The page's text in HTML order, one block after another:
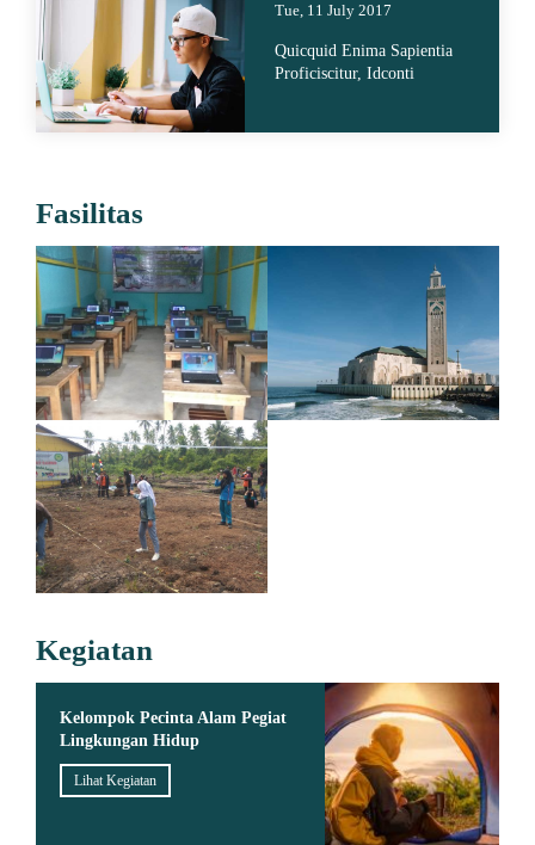
Tue, 11 July 2017
Quicquid Enima Sapientia
Proficiscitur, Idconti
Fasilitas
Kegiatan
Kelompok Pecinta Alam Pegiat
Lingkungan Hidup
Lihat Kegiatan